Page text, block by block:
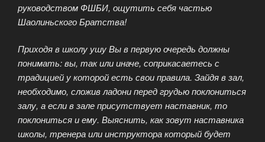
руководством ФШБИ, ощутить себя частью
Шаолиньского Братства!
Приходя в школу ушу Вы в первую очередь должны
понимать: вы, так или иначе, соприкасаетесь с
традицией у которой есть свои правила. Зайдя в зал,
необходимо, сложив ладони перед грудью поклониться
залу, а если в зале присутствует наставник, то
поклониться и ему. Выяснить, как зовут наставника
школы, тренера или инструктора который будет